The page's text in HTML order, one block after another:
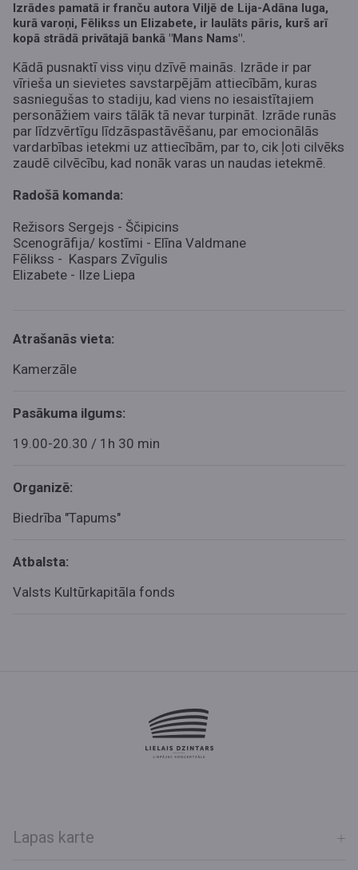
Izrādes pamatā ir franču autora Viljē de Lija-Adāna luga,
kurā varoņi, Fēlikss un Elizabete, ir laulāts pāris, kurš arī
kopā strādā privātajā bankā "Mans Nams".
Kādā pusnaktī viss viņu dzīvē mainās. Izrāde ir par
vīrieša un sievietes savstarpējām attiecībām, kuras
sasniegušas to stadiju, kad viens no iesaistītajiem
personāžiem vairs tālāk tā nevar turpināt. Izrāde runās
par līdzvērtīgu līdzāspastāvēšanu, par emocionālās
vardarbības ietekmi uz attiecībām, par to, cik ļoti cilvēks
zaudē cilvēcību, kad nonāk varas un naudas ietekmē.
Radošā komanda:
Režisors Sergejs - Ščipicins
Scenogrāfija/ kostīmi - Elīna Valdmane
Fēlikss - Kaspars Zvīgulis
Elizabete - Ilze Liepa
Atrašanās vieta:
Kamerzāle
Pasākuma ilgums:
19.00-20.30 / 1h 30 min
Organizē:
Biedrība "Tapums"
Atbalsta:
Valsts Kultūrkapitāla fonds
Lapas karte